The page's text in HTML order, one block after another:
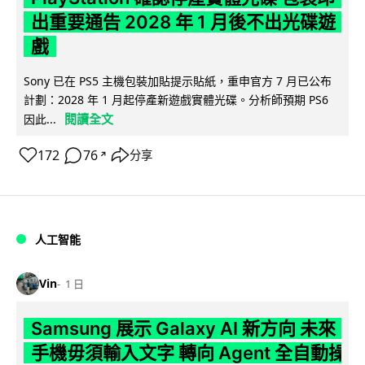
出重要通告 2028 年 1 月後不出光碟遊
戲
Sony 已在 PS5 主機包裝加貼提示貼紙，重申官方 7 月已公布
計劃：2028 年 1 月起停產新遊戲實體光碟。分析師預期 PS6
因此...
閱讀全文
172 76 ↗ 分享
人工智能
Vin 1 日
Samsung 展示 Galaxy AI 新方向 未來
手機毋須輸入文字 轉向 Agent 全自動操